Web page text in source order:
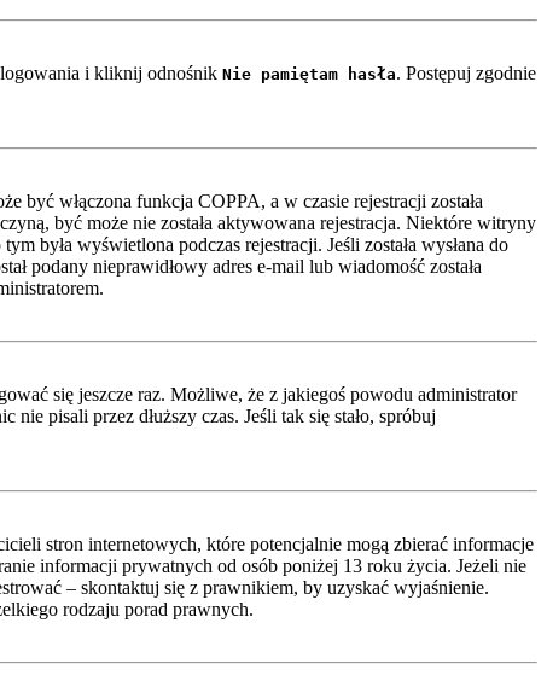
logowania i kliknij odnośnik Nie pamiętam hasła. Postępuj zgodnie
być włączona funkcja COPPA, a w czasie rejestracji została
być może nie została aktywowana rejestracja. Niektóre witryny
była wyświetlona podczas rejestracji. Jeśli została wysłana do
podany nieprawidłowy adres e-mail lub wiadomość została
się jeszcze raz. Możliwe, że z jakiegoś powodu administrator
pisali przez dłuższy czas. Jeśli tak się stało, spróbuj
stron internetowych, które potencjalnie mogą zbierać informacje
informacji prywatnych od osób poniżej 13 roku życia. Jeżeli nie
– skontaktuj się z prawnikiem, by uzyskać wyjaśnienie.
rodzaju porad prawnych.